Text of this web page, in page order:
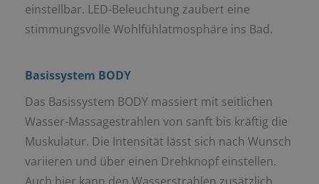
einstellbar. LED-Beleuchtung zaubert eine
stimmungsvolle Wohlfühlatmosphäre ins Bad.
Basissystem BODY
Das Basissystem BODY massiert mit seitlichen
Wasser-Massagestrahlen von sanft bis kräftig die
Muskulatur. Die Intensität lässt sich nach Wunsch
variieren und über einen Drehknopf einstellen.